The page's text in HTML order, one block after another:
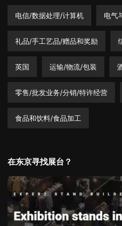
电信/数据处理/计算机 电气
礼品/手工艺品/赠品和奖励
英国 运输/物流/包装
零售/批发业务/分销/特许经营
食品和饮料/食品加工
在东京寻找展台？